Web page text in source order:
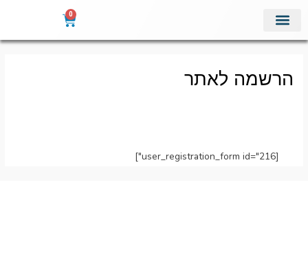
לתוכן
0
עגלת
הרשמה לאתר
[user_registration_form id="216"]